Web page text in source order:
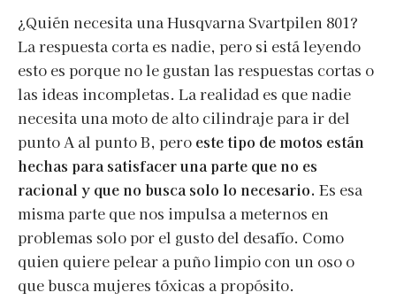
¿Quién necesita una Husqvarna Svartpilen 801?
La respuesta corta es nadie, pero si está leyendo
esto es porque no le gustan las respuestas cortas o
las ideas incompletas. La realidad es que nadie
necesita una moto de alto cilindraje para ir del
punto A al punto B, pero este tipo de motos están
hechas para satisfacer una parte que no es
racional y que no busca solo lo necesario. Es esa
misma parte que nos impulsa a meternos en
problemas solo por el gusto del desafío. Como
quien quiere pelear a puño limpio con un oso o
que busca mujeres tóxicas a propósito.